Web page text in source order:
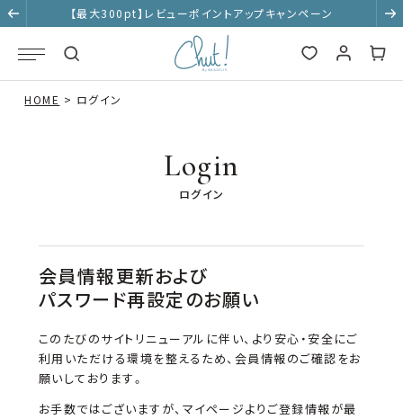
【最大300pt】レビューポイントアップキャンペーン
HOME ログイン
Login
ログイン
会員情報更新および
パスワード再設定のお願い
このたびのサイトリニューアルに伴い、より安心・安全にご
利用いただける環境を整えるため、会員情報のご確認をお
願いしております。
お手数ではございますが、マイページよりご登録情報が最